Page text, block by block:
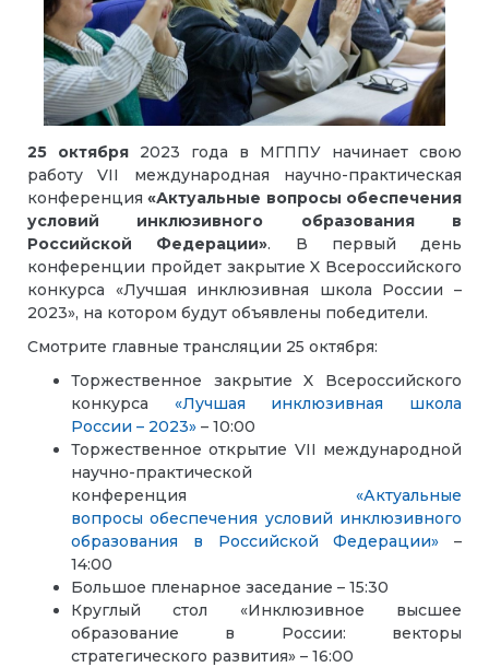
25 октября
2023 года в МГППУ начинает свою
работу VII международная научно-практическая
конференция «Актуальные вопросы обеспечения
условий инклюзивного образования в
Российской Федерации». В первый день
конференции пройдет закрытие X Всероссийского
конкурса «Лучшая инклюзивная школа России –
2023», на котором будут объявлены победители.
Смотрите главные трансляции 25 октября:
Торжественное закрытие X Всероссийского
конкурса «Лучшая инклюзивная школа
России – 2023» – 10:00
Торжественное открытие VII международной
научно-практической
конференция «Актуальные
вопросы обеспечения условий инклюзивного
образования в Российской Федерации» –
14:00
Большое пленарное заседание – 15:30
Круглый стол «Инклюзивное высшее
образование в России: векторы
стратегического развития» – 16:00